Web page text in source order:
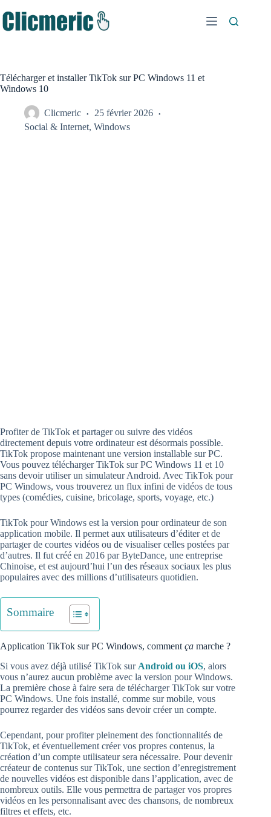
au
contenu
Télécharger et installer TikTok sur PC Windows 11 et
Windows 10
Clicmeric
25 février 2026
Social & Internet, Windows
Profiter de TikTok et partager ou suivre des vidéos
directement depuis votre ordinateur est désormais possible.
TikTok propose maintenant une version installable sur PC.
Vous pouvez télécharger TikTok sur PC Windows 11 et 10
sans devoir utiliser un simulateur Android. Avec TikTok pour
PC Windows, vous trouverez un flux infini de vidéos de tous
types (comédies, cuisine, bricolage, sports, voyage, etc.)
TikTok pour Windows est la version pour ordinateur de son
application mobile. Il permet aux utilisateurs d’éditer et de
partager de courtes vidéos ou de visualiser celles postées par
d’autres. Il fut créé en 2016 par ByteDance, une entreprise
Chinoise, et est aujourd’hui l’un des réseaux sociaux les plus
populaires avec des millions d’utilisateurs quotidien.
Sommaire
Application TikTok sur PC Windows, comment ça marche ?
Si vous avez déjà utilisé TikTok sur Android ou iOS, alors
vous n’aurez aucun problème avec la version pour Windows.
La première chose à faire sera de télécharger TikTok sur votre
PC Windows. Une fois installé, comme sur mobile, vous
pourrez regarder des vidéos sans devoir créer un compte.
Cependant, pour profiter pleinement des fonctionnalités de
TikTok, et éventuellement créer vos propres contenus, la
création d’un compte utilisateur sera nécessaire. Pour devenir
créateur de contenus sur TikTok, une section d’enregistrement
de nouvelles vidéos est disponible dans l’application, avec de
nombreux outils. Elle vous permettra de partager vos propres
vidéos en les personnalisant avec des chansons, de nombreux
filtres et effets, etc.